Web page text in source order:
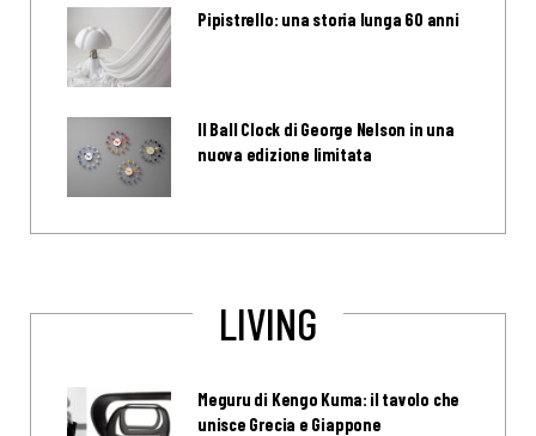
Pipistrello: una storia lunga 60 anni
Il Ball Clock di George Nelson in una
nuova edizione limitata
LIVING
Meguru di Kengo Kuma: il tavolo che
unisce Grecia e Giappone